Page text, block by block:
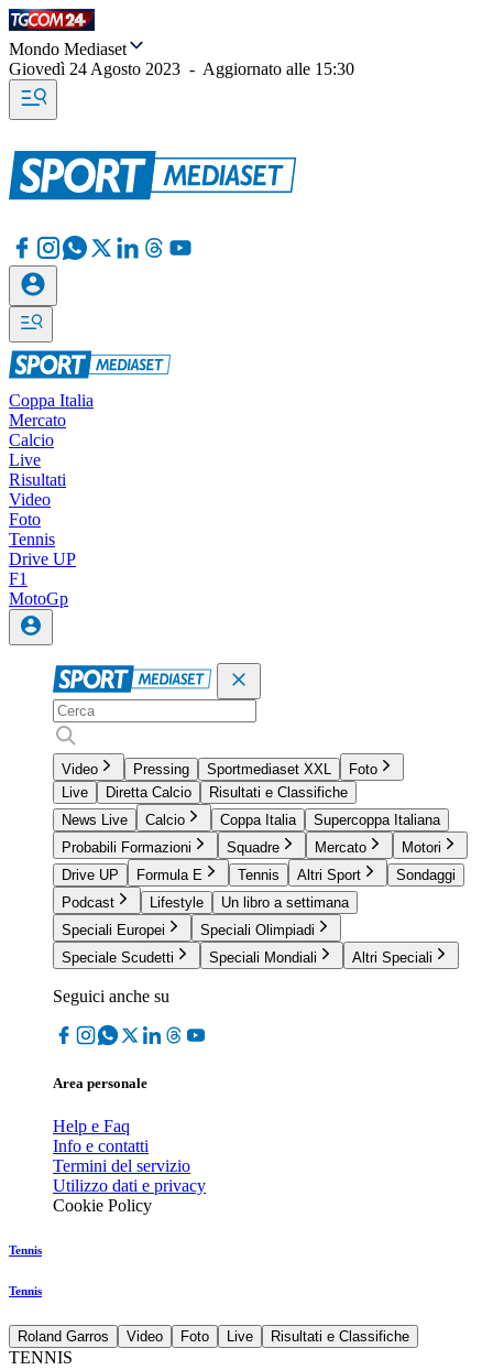
Mondo Mediaset
Giovedì 24 Agosto 2023 - Aggiornato alle 15:30
Coppa Italia
Mercato
Calcio
Live
Risultati
Video
Foto
Tennis
Drive UP
F1
MotoGp
Video Pressing Sportmediaset XXL
Foto
Live
Diretta Calcio
Risultati e Classifiche
News Live
Calcio Coppa Italia
Supercoppa Italiana
Probabili Formazioni
Squadre Mercato
Motori
Drive UP
Formula E Tennis Altri Sport
Sondaggi
Podcast
Lifestyle
Un libro a settimana
Speciali Europei
Speciali Olimpiadi
Speciale Scudetti
Speciali Mondiali Altri Speciali
Seguici anche su
Area personale
Help e Faq
Info e contatti
Termini del servizio
Utilizzo dati e privacy
Cookie Policy
Tennis
Tennis
Roland Garros Video Foto Live Risultati e Classifiche
TENNIS